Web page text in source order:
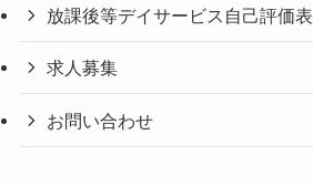
放課後等デイサービス自己評価表
求人募集
お問い合わせ